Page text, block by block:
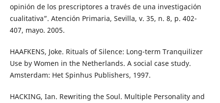
opinión de los prescriptores a través de una investigación
cualitativa”. Atención Primaria, Sevilla, v. 35, n. 8, p. 402-
407, mayo. 2005.
HAAFKENS, Joke. Rituals of Silence: Long-term Tranquilizer
Use by Women in the Netherlands. A social case study.
Amsterdam: Het Spinhus Publishers, 1997.
HACKING, Ian. Rewriting the Soul. Multiple Personality and